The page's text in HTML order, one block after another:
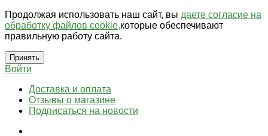
Продолжая использовать наш сайт, вы даете согласие на
обработку файлов cookie,которые обеспечивают
правильную работу сайта.
Принять
Войти
Доставка и оплата
Отзывы о магазине
Подписаться на новости